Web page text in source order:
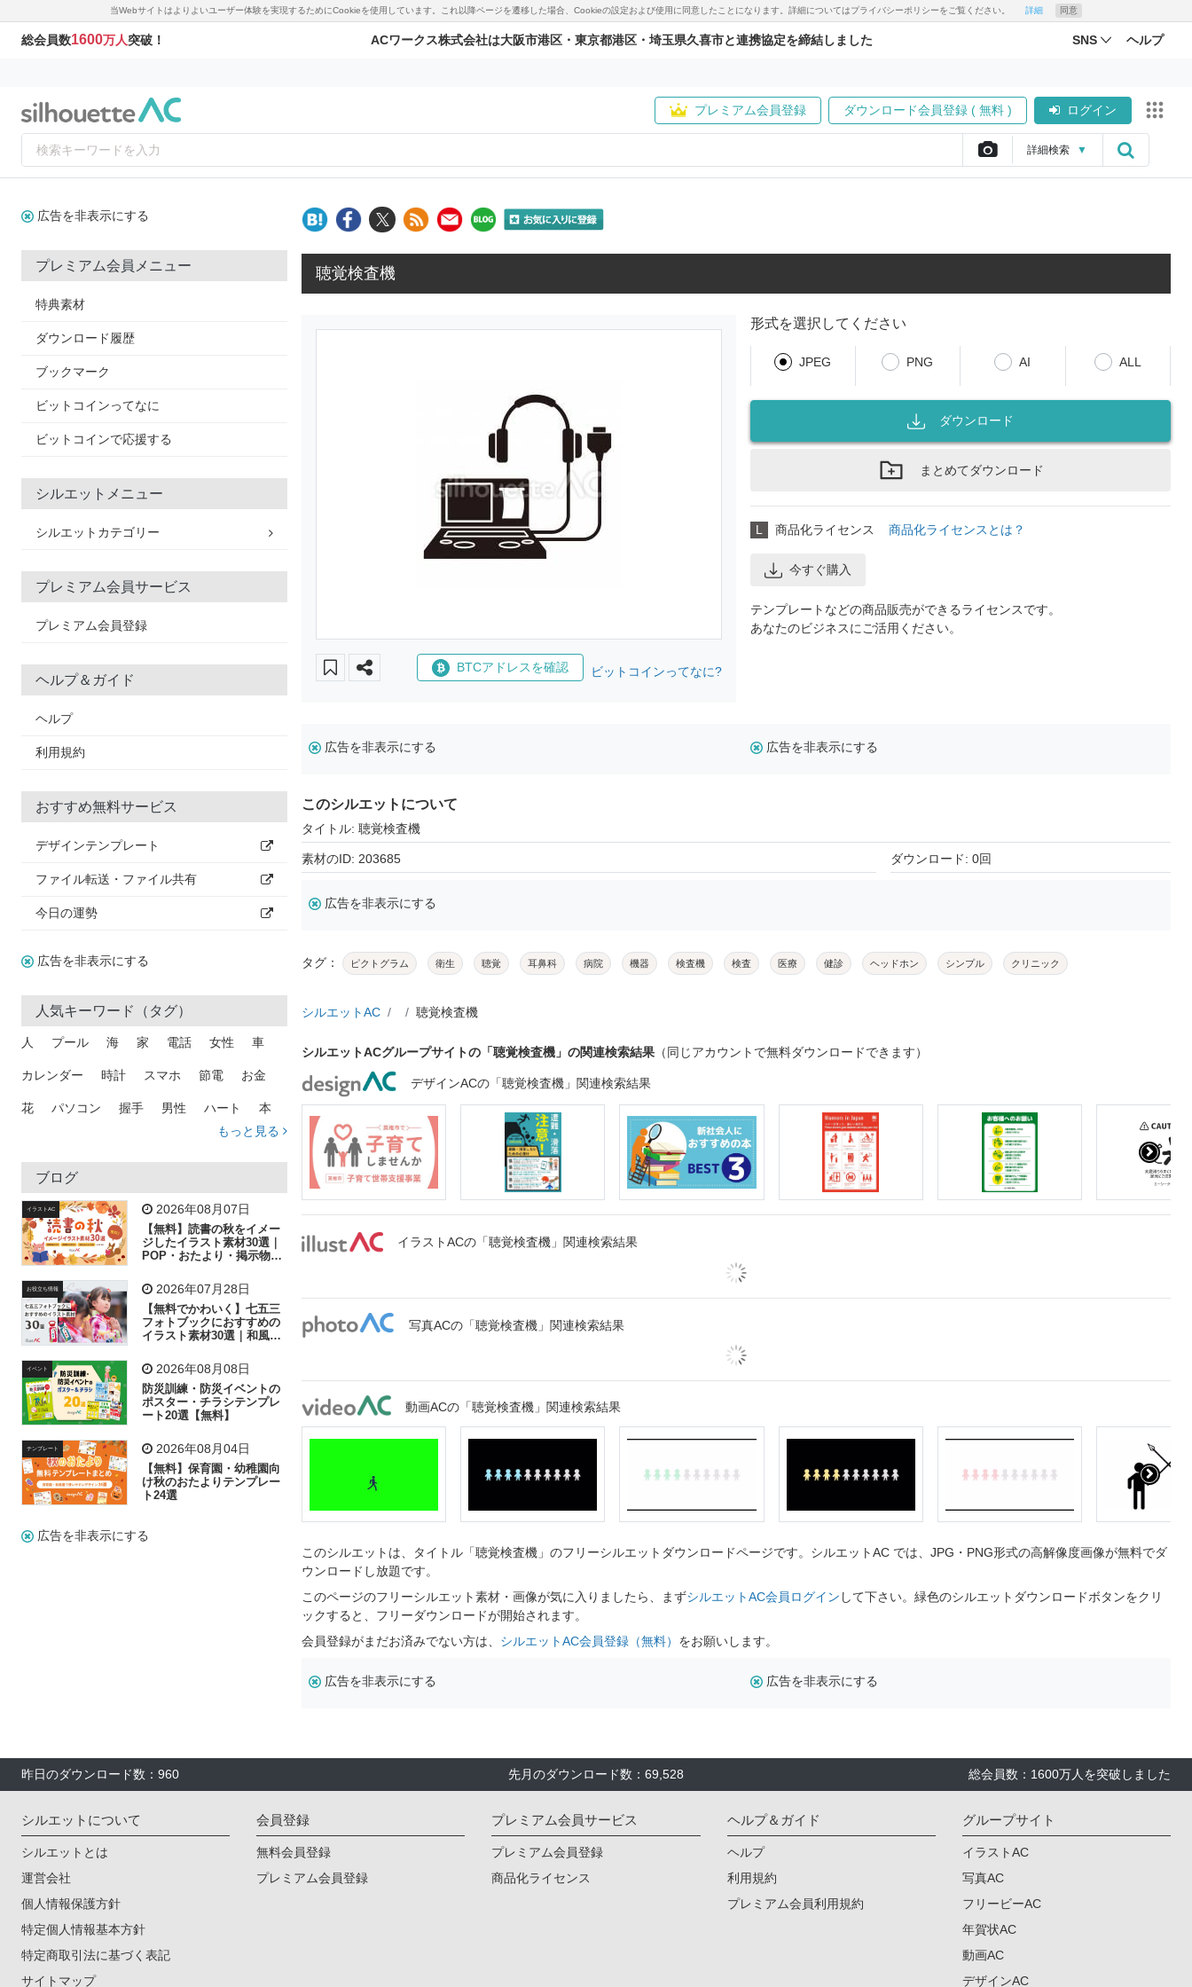
当Webサイトはよりよいユーザー体験を実現するためにCookieを使用しています。これ以降ページを遷移した場合、Cookieの設定および使用に同意したことになります。詳細についてはプライバシーポリシーをご覧ください。 詳細 同意
総会員数1600万人突破！ ACワークス株式会社は大阪市港区・東京都港区・埼玉県久喜市と連携協定を締結しました SNS ヘルプ
プレミアム会員登録 ダウンロード会員登録 ( 無料 ) ログイン
詳細検索 ▼
広告を非表示にする
プレミアム会員メニュー
特典素材
ダウンロード履歴
ブックマーク
ビットコインってなに
ビットコインで応援する
シルエットメニュー
シルエットカテゴリー
プレミアム会員サービス
プレミアム会員登録
ヘルプ＆ガイド
ヘルプ
利用規約
おすすめ無料サービス
デザインテンプレート
ファイル転送・ファイル共有
今日の運勢
広告を非表示にする
人気キーワード（タグ）
人 プール 海 家 電話 女性 車
カレンダー 時計 スマホ 節電 お金
花 パソコン 握手 男性 ハート 本
トラック 木
吹き出し
飛行機 グラフ ビル 魚 家族 書類
歩く 工場 会社 太陽 キラキラ
子供 作業員 葉 相談 ピクトグラム
もっと見る
ブログ
イラストAC 2026年08月07日
【無料】読書の秋をイメー
ジしたイラスト素材30選｜
POP・おたより・掲示物に
お役立ち情報 2026年07月28日
【無料でかわいく】七五三
フォトブックにおすすめの
イラスト素材30選｜和風の
イベント 2026年08月08日
防災訓練・防災イベントの
ポスター・チラシテンプレ
ート20選【無料】
テンプレート 2026年08月04日
【無料】保育園・幼稚園向
け秋のおたよりテンプレー
ト24選
広告を非表示にする
聴覚検査機
BTCアドレスを確認 ビットコインってなに?
形式を選択してください
JPEG PNG AI ALL
ダウンロード
まとめてダウンロード
L 商品化ライセンス 商品化ライセンスとは？
今すぐ購入
テンプレートなどの商品販売ができるライセンスです。
あなたのビジネスにご活用ください。
広告を非表示にする 広告を非表示にする
このシルエットについて
タイトル: 聴覚検査機
素材のID: 203685 ダウンロード: 0回
広告を非表示にする
タグ： ピクトグラム 衛生 聴覚 耳鼻科 病院 機器 検査機 検査 医療 健診 ヘッドホン シンプル クリニック
シルエットAC 聴覚検査機
シルエットACグループサイトの「聴覚検査機」の関連検索結果 （同じアカウントで無料ダウンロードできます）
デザインACの「聴覚検査機」関連検索結果
イラストACの「聴覚検査機」関連検索結果
写真ACの「聴覚検査機」関連検索結果
動画ACの「聴覚検査機」関連検索結果
このシルエットは、タイトル「聴覚検査機」のフリーシルエットダウンロードページです。シルエットAC では、JPG・PNG形式の高解像度画像が無料でダ
ウンロードし放題です。
このページのフリーシルエット素材・画像が気に入りましたら、まずシルエットAC会員ログイン して下さい。緑色のシルエットダウンロードボタンをクリ
ックすると、フリーダウンロードが開始されます。
会員登録がまだお済みでない方は、 シルエットAC会員登録（無料） をお願いします。
広告を非表示にする 広告を非表示にする
昨日のダウンロード数：960 先月のダウンロード数：69,528 総会員数：1600万人を突破しました
シルエットについて
シルエットとは
運営会社
個人情報保護方針
特定個人情報基本方針
特定商取引法に基づく表記
サイトマップ
会員登録
無料会員登録
プレミアム会員登録
プレミアム会員サービス
プレミアム会員登録
商品化ライセンス
ヘルプ＆ガイド
ヘルプ
利用規約
プレミアム会員利用規約
グループサイト
イラストAC
写真AC
フリービーAC
年賀状AC
動画AC
デザインAC